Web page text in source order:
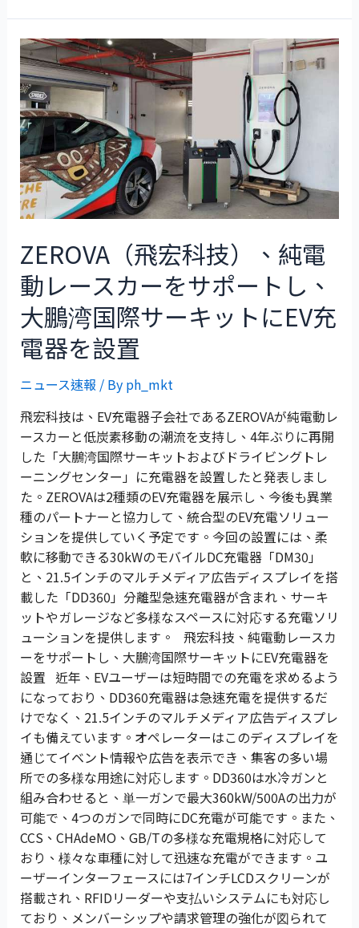
ZEROVA（飛宏科技）、純電
動レースカーをサポートし、
大鵬湾国際サーキットにEV充
電器を設置
ニュース速報 / By ph_mkt
飛宏科技は、EV充電器子会社であるZEROVAが純電動レ
ースカーと低炭素移動の潮流を支持し、4年ぶりに再開
した「大鵬湾国際サーキットおよびドライビングトレ
ーニングセンター」に充電器を設置したと発表しまし
た。ZEROVAは2種類のEV充電器を展示し、今後も異業
種のパートナーと協力して、統合型のEV充電ソリュー
ションを提供していく予定です。今回の設置には、柔
軟に移動できる30kWのモバイルDC充電器「DM30」
と、21.5インチのマルチメディア広告ディスプレイを搭
載した「DD360」分離型急速充電器が含まれ、サーキ
ットやガレージなど多様なスペースに対応する充電ソリ
ューションを提供します。 飛宏科技、純電動レースカ
ーをサポートし、大鵬湾国際サーキットにEV充電器を
設置 近年、EVユーザーは短時間での充電を求めるよう
になっており、DD360充電器は急速充電を提供するだ
けでなく、21.5インチのマルチメディア広告ディスプレ
イも備えています。オペレーターはこのディスプレイを
通じてイベント情報や広告を表示でき、集客の多い場
所での多様な用途に対応します。DD360は水冷ガンと
組み合わせると、単一ガンで最大360kW/500Aの出力が
可能で、4つのガンで同時にDC充電が可能です。また、
CCS、CHAdeMO、GB/Tの多様な充電規格に対応して
おり、様々な車種に対して迅速な充電ができます。ユ
ーザーインターフェースには7インチLCDスクリーンが
搭載され、RFIDリーダーや支払いシステムにも対応し
ており、メンバーシップや請求管理の強化が図られて